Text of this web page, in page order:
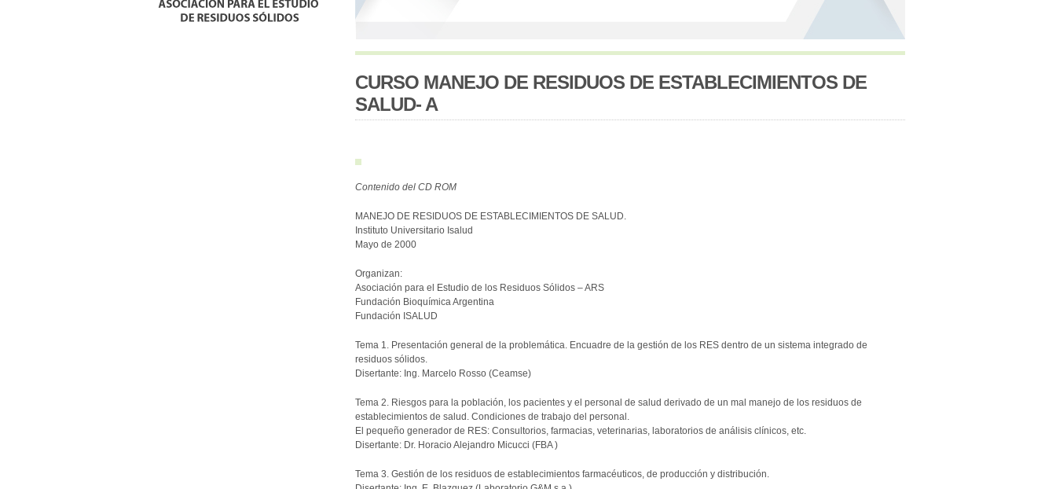
CURSO MANEJO DE RESIDUOS DE ESTABLECIMIENTOS DE
SALUD- A
Contenido del CD ROM
MANEJO DE RESIDUOS DE ESTABLECIMIENTOS DE SALUD.
Instituto Universitario Isalud
Mayo de 2000
Organizan:
Asociación para el Estudio de los Residuos Sólidos – ARS
Fundación Bioquímica Argentina
Fundación ISALUD
Tema 1. Presentación general de la problemática. Encuadre de la gestión de los RES dentro de un sistema integrado de
residuos sólidos.
Disertante: Ing. Marcelo Rosso (Ceamse)
Tema 2. Riesgos para la población, los pacientes y el personal de salud derivado de un mal manejo de los residuos de
establecimientos de salud. Condiciones de trabajo del personal.
El pequeño generador de RES: Consultorios, farmacias, veterinarias, laboratorios de análisis clínicos, etc.
Disertante: Dr. Horacio Alejandro Micucci (FBA )
Tema 3. Gestión de los residuos de establecimientos farmacéuticos, de producción y distribución.